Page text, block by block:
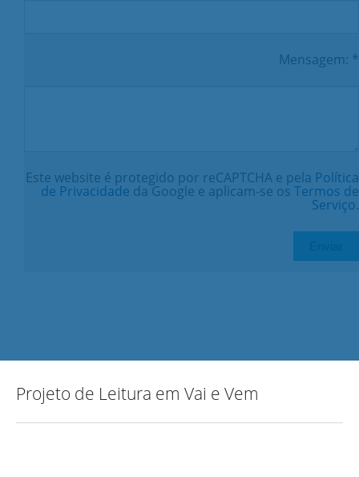
Mensagem: *
Este website é protegido por reCAPTCHA e pela Política
de Privacidade da Google e aplicam-se os Termos de
Serviço.
Projeto de Leitura em Vai e Vem